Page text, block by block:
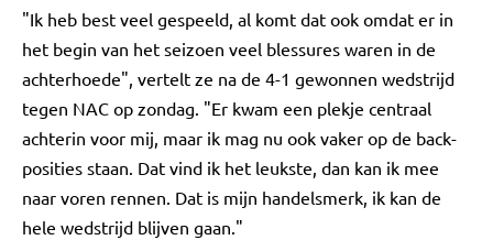
"Ik heb best veel gespeeld, al komt dat ook omdat er in
het begin van het seizoen veel blessures waren in de
achterhoede", vertelt ze na de 4-1 gewonnen wedstrijd
tegen NAC op zondag. "Er kwam een plekje centraal
achterin voor mij, maar ik mag nu ook vaker op de back-
posities staan. Dat vind ik het leukste, dan kan ik mee
naar voren rennen. Dat is mijn handelsmerk, ik kan de
hele wedstrijd blijven gaan."